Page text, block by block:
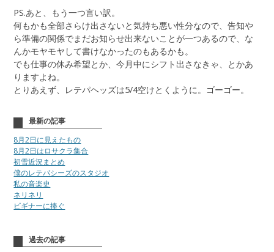
PS.あと、もう一つ言い訳。
何もかも全部さらけ出さないと気持ち悪い性分なので、告知や
ら準備の関係でまだお知らせ出来ないことが一つあるので、な
んかモヤモヤして書けなかったのもあるかも。
でも仕事の休み希望とか、今月中にシフト出さなきゃ、とかあ
りますよね。
とりあえず、レテパヘッズは5/4空けとくように。ゴーゴー。
最新の記事
8月2日に見えたもの
8月2日はロサクラ集合
初雪近況まとめ
僕のレテパシーズのスタジオ
私の音楽史
ネリネリ
ビギナーに捧ぐ
過去の記事